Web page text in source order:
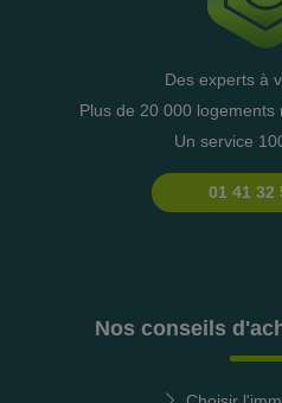
Des experts à
Plus de 20 000
Un service
01 41 32
Nos conseils